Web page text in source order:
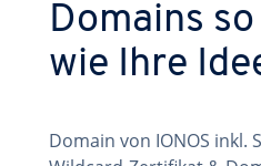
Domains
wie Ihre
Domain von IONOS inkl.